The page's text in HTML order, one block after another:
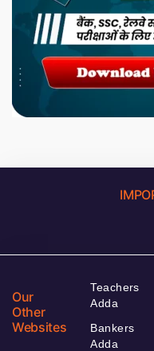
Our
Other
Websites
Teachers
Adda
Bankers
Adda